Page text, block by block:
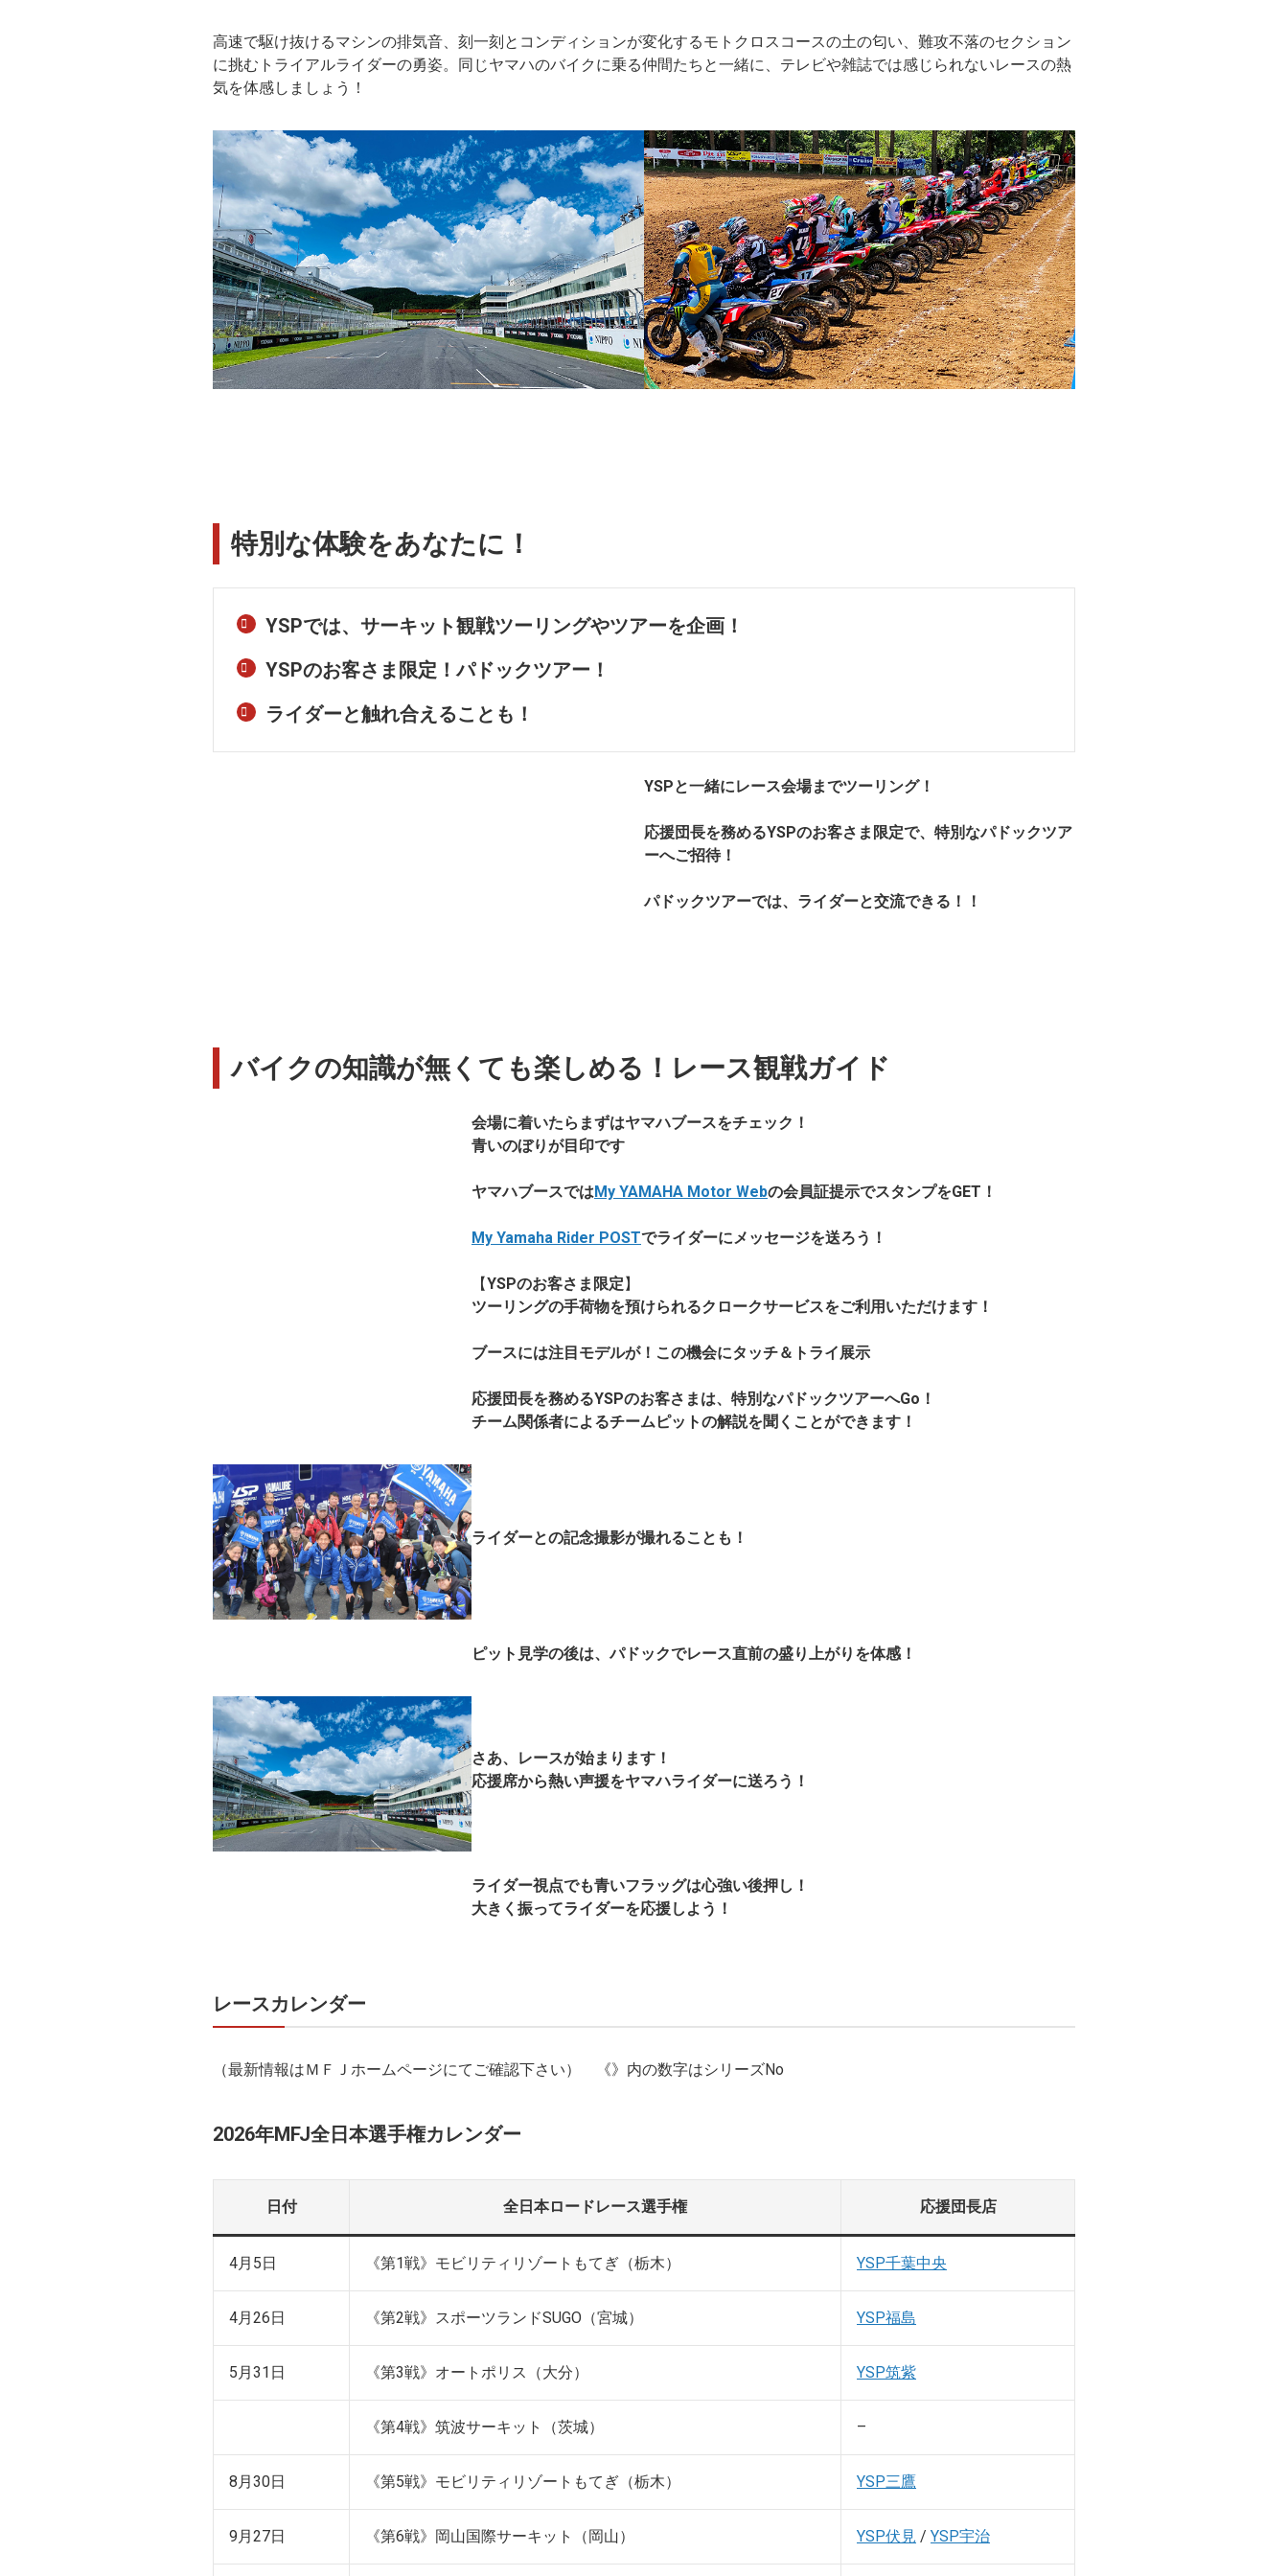
高速で駆け抜けるマシンの排気音、刻一刻とコンディションが変化するモトクロスコースの土の匂い、難攻不落のセクション
に挑むトライアルライダーの勇姿。同じヤマハのバイクに乗る仲間たちと一緒に、テレビや雑誌では感じられないレースの熱
気を体感しましょう！
特別な体験をあなたに！
YSPでは、サーキット観戦ツーリングやツアーを企画！
YSPのお客さま限定！パドックツアー！
ライダーと触れ合えることも！
YSPと一緒にレース会場までツーリング！
応援団長を務めるYSPのお客さま限定で、特別なパドックツア
ーへご招待！
パドックツアーでは、ライダーと交流できる！ ！
バイクの知識が無くても楽しめる！レース観戦ガイド
会場に着いたらまずはヤマハブースをチェック！
青いのぼりが目印です
ヤマハブースではMy YAMAHA Motor Webの会員証提示でスタンプをGET！
My Yamaha Rider POSTでライダーにメッセージを送ろう！
【YSPのお客さま限定】
ツーリングの手荷物を預けられるクロークサービスをご利用いただけます！
ブースには注目モデルが！この機会にタッチ＆トライ展示
応援団長を務めるYSPのお客さまは、特別なパドックツアーへGo！
チーム関係者によるチームピットの解説を聞くことができます！
ライダーとの記念撮影が撮れることも！
ピット見学の後は、パドックでレース直前の盛り上がりを体感！
さあ、レースが始まります！
応援席から熱い声援をヤマハライダーに送ろう！
ライダー視点でも青いフラッグは心強い後押し！
大きく振ってライダーを応援しよう！
レースカレンダー
（最新情報はＭＦＪホームページにてご確認下さい） 《》内の数字はシリーズNo
2026年MFJ全日本選手権カレンダー
日付 全日本ロードレース選手権 応援団長店
4月5日 《第1戦》モビリティリゾートもてぎ（栃木） YSP千葉中央
4月26日 《第2戦》スポーツランドSUGO（宮城） YSP福島
5月31日 《第3戦》オートポリス（大分） YSP筑紫
《第4戦》筑波サーキット（茨城） –
8月30日 《第5戦》モビリティリゾートもてぎ（栃木） YSP三鷹
9月27日 《第6戦》岡山国際サーキット（岡山） YSP伏見 / YSP宇治